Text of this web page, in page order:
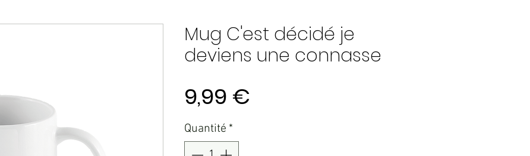
Mug C'est décidé je
deviens une connasse
9,99 €
Quantité *